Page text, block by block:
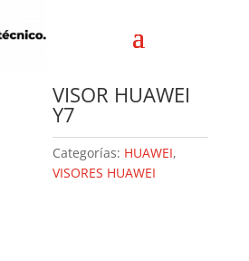
VISOR HUAWEI
Y7
Categorías: HUAWEI,
VISORES HUAWEI